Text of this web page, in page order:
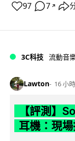
97 7 ↗
3C科技 流動音
Lawton 16 小時
【評測】
耳機：現